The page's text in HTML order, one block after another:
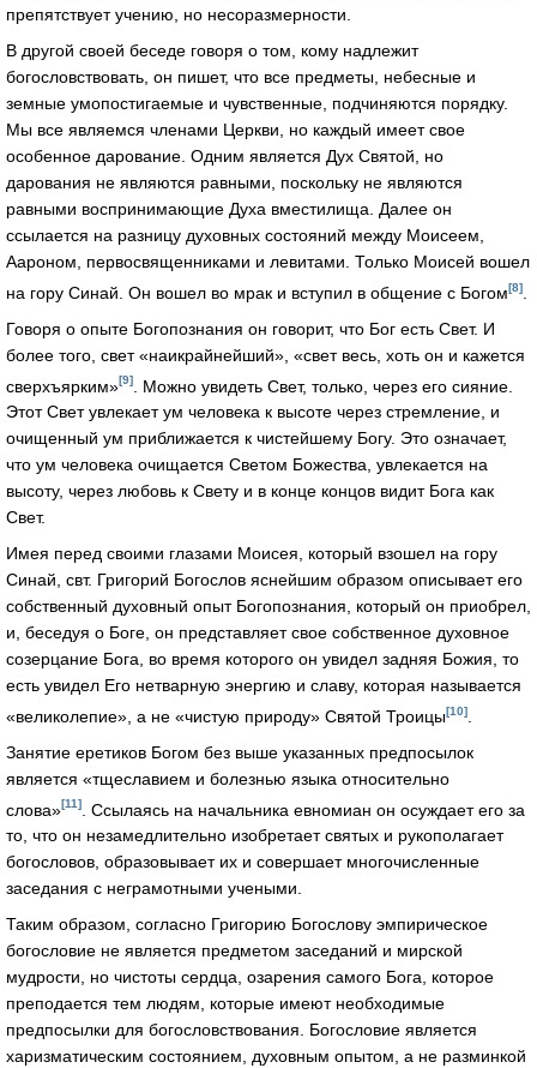
препятствует учению, но несоразмерности.
В другой своей беседе говоря о том, кому надлежит
богословствовать, он пишет, что все предметы, небесные и
земные умопостигаемые и чувственные, подчиняются порядку.
Мы все являемся членами Церкви, но каждый имеет свое
особенное дарование. Одним является Дух Святой, но
дарования не являются равными, поскольку не являются
равными воспринимающие Духа вместилища. Далее он
ссылается на разницу духовных состояний между Моисеем,
Аароном, первосвященниками и левитами. Только Моисей вошел
на гору Синай. Он вошел во мрак и вступил в общение с Богом[8]
Говоря о опыте Богопознания он говорит, что Бог есть Свет. И
более того, свет «наикрайнейший», «свет весь, хоть он и кажется
сверхъярким»[9]
. Можно увидеть Свет, только, через его сияние.
Этот Свет увлекает ум человека к высоте через стремление, и
очищенный ум приближается к чистейшему Богу. Это означает,
что ум человека очищается Светом Божества, увлекается на
высоту, через любовь к Свету и в конце концов видит Бога как
Свет.
Имея перед своими глазами Моисея, который взошел на гору
Синай, свт. Григорий Богослов яснейшим образом описывает его
собственный духовный опыт Богопознания, который он приобрел,
и, беседуя о Боге, он представляет свое собственное духовное
созерцание Бога, во время которого он увидел задняя Божия, то
есть увидел Его нетварную энергию и славу, которая называется
«великолепие», а не «чистую природу» Святой Троицы[10]
Занятие еретиков Богом без выше указанных предпосылок
является «тщеславием и болезнью языка относительно
слова»[11]
. Ссылаясь на начальника евномиан он осуждает его за
то, что он незамедлительно изобретает святых и рукополагает
богословов, образовывает их и совершает многочисленные
заседания с неграмотными учеными.
Таким образом, согласно Григорию Богослову эмпирическое
богословие не является предметом заседаний и мирской
мудрости, но чистоты сердца, озарения самого Бога, которое
преподается тем людям, которые имеют необходимые
предпосылки для богословствования. Богословие является
харизматическим состоянием, духовным опытом, а не разминкой